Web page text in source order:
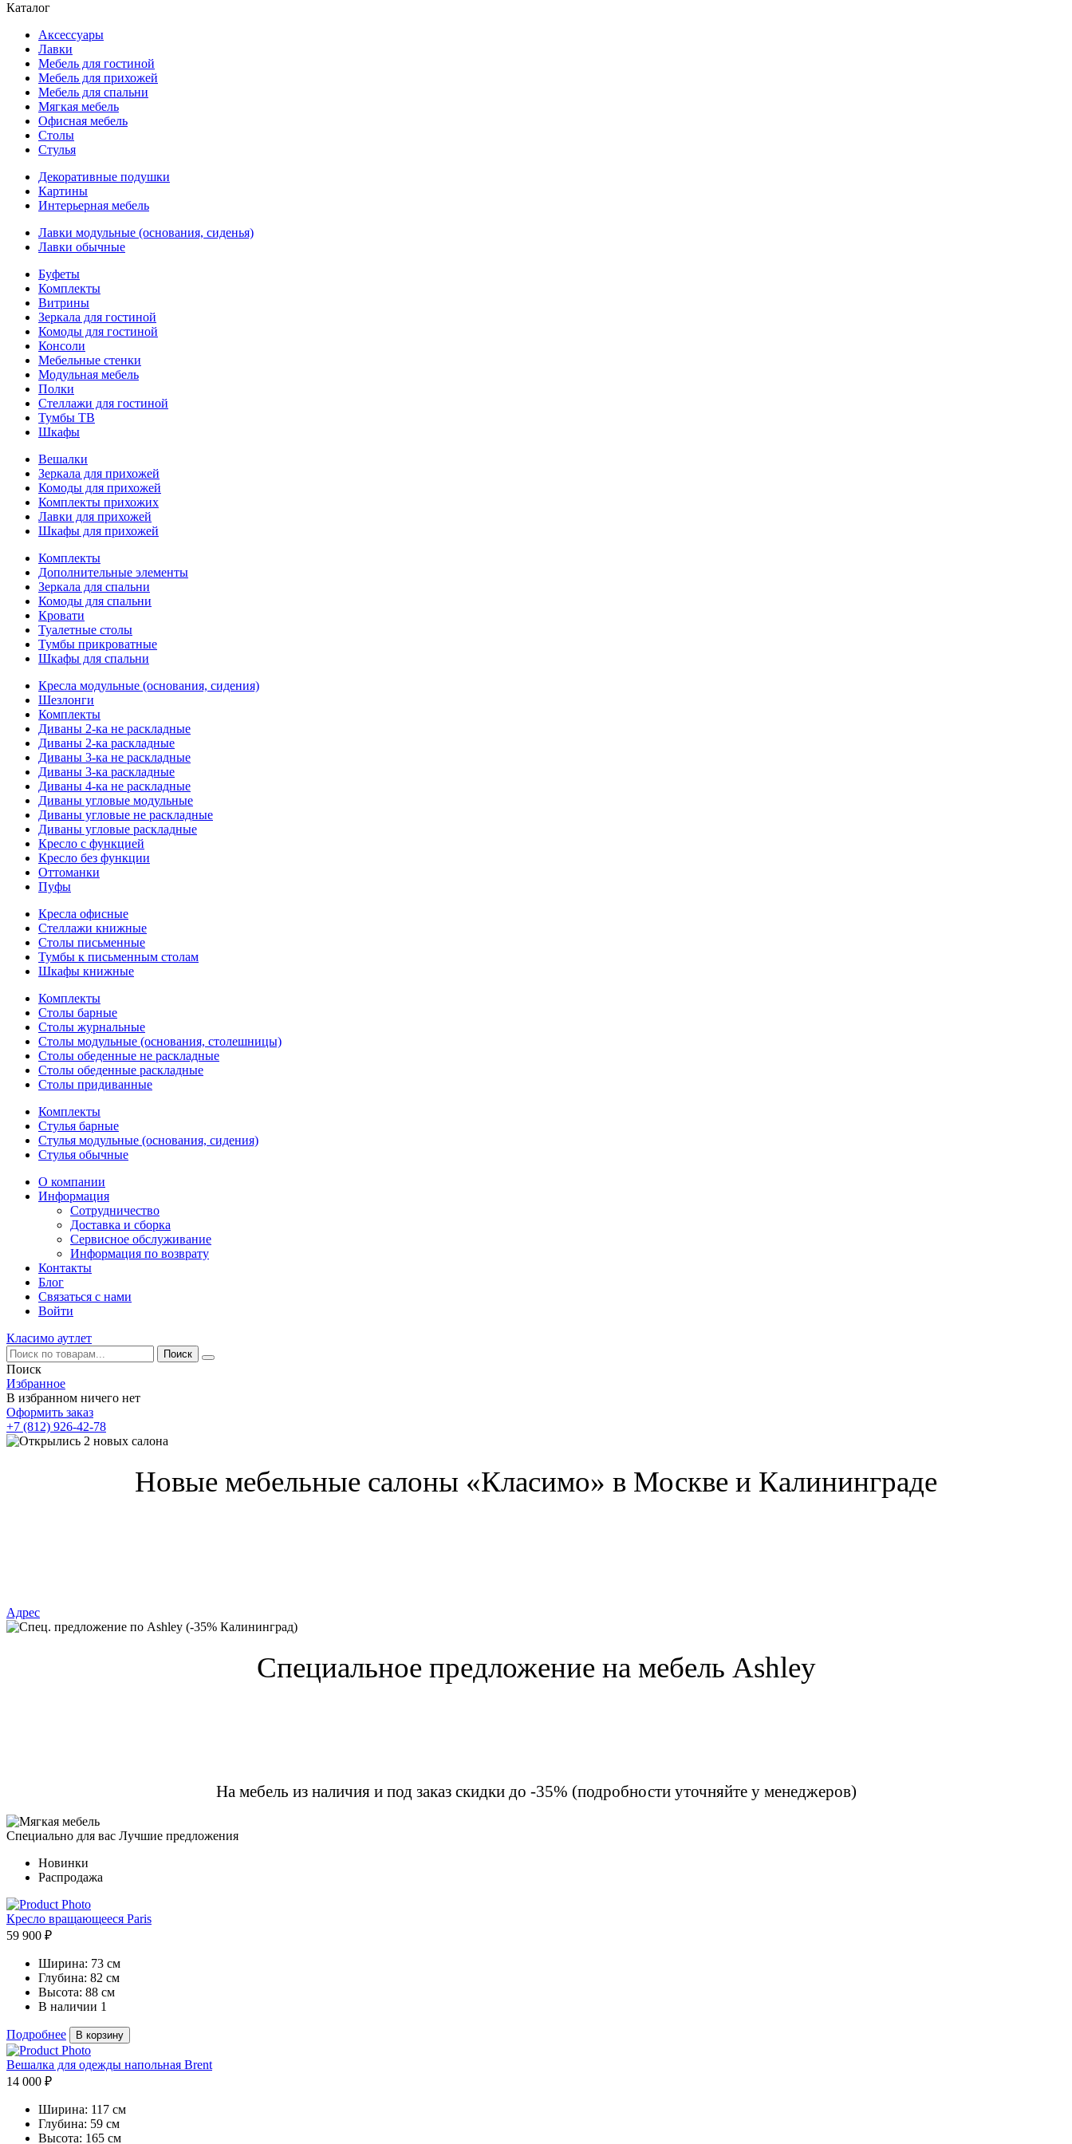
Каталог
Аксессуары
Лавки
Мебель для гостиной
Мебель для прихожей
Мебель для спальни
Мягкая мебель
Офисная мебель
Столы
Стулья
Декоративные подушки
Картины
Интерьерная мебель
Лавки модульные (основания, сиденья)
Лавки обычные
Буфеты
Комплекты
Витрины
Зеркала для гостиной
Комоды для гостиной
Консоли
Мебельные стенки
Модульная мебель
Полки
Стеллажи для гостиной
Тумбы ТВ
Шкафы
Вешалки
Зеркала для прихожей
Комоды для прихожей
Комплекты прихожих
Лавки для прихожей
Шкафы для прихожей
Комплекты
Дополнительные элементы
Зеркала для спальни
Комоды для спальни
Кровати
Туалетные столы
Тумбы прикроватные
Шкафы для спальни
Кресла модульные (основания, сидения)
Шезлонги
Комплекты
Диваны 2-ка не раскладные
Диваны 2-ка раскладные
Диваны 3-ка не раскладные
Диваны 3-ка раскладные
Диваны 4-ка не раскладные
Диваны угловые модульные
Диваны угловые не раскладные
Диваны угловые раскладные
Кресло с функцией
Кресло без функции
Оттоманки
Пуфы
Кресла офисные
Стеллажи книжные
Столы письменные
Тумбы к письменным столам
Шкафы книжные
Комплекты
Столы барные
Столы журнальные
Столы модульные (основания, столешницы)
Столы обеденные не раскладные
Столы обеденные раскладные
Столы придиванные
Комплекты
Стулья барные
Стулья модульные (основания, сидения)
Стулья обычные
О компании
Информация
Сотрудничество
Доставка и сборка
Сервисное обслуживание
Информация по возврату
Контакты
Блог
Связаться с нами
Войти
Класимо аутлет
Поиск
Избранное
В избранном ничего нет
Оформить заказ
+7 (812) 926-42-78
Новые мебельные салоны «Класимо» в Москве и Калининграде
Адрес
Специальное предложение на мебель Ashley
На мебель из наличия и под заказ скидки до -35% (подробности уточняйте у менеджеров)
Cпециально для вас Лучшие предложения
Новинки
Распродажа
Кресло вращающееся Paris
59 900 ₽
Ширина: 73 см
Глубина: 82 см
Высота: 88 см
В наличии 1
Подробнее В корзину
Вешалка для одежды напольная Brent
14 000 ₽
Ширина: 117 см
Глубина: 59 см
Высота: 165 см